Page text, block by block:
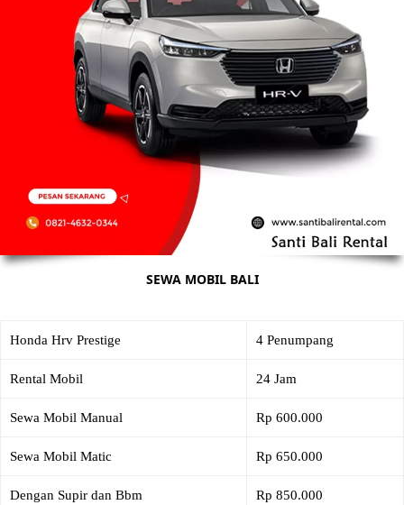
SEWA MOBIL BALI
Honda Hrv Prestige 4 Penumpang
Rental Mobil 24 Jam
Sewa Mobil Manual Rp 600.000
Sewa Mobil Matic Rp 650.000
Dengan Supir dan Bbm Rp 850.000